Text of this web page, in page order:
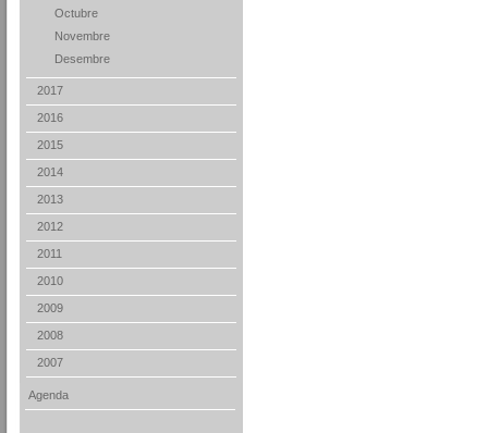
Octubre
Novembre
Desembre
2017
2016
2015
2014
2013
2012
2011
2010
2009
2008
2007
Agenda